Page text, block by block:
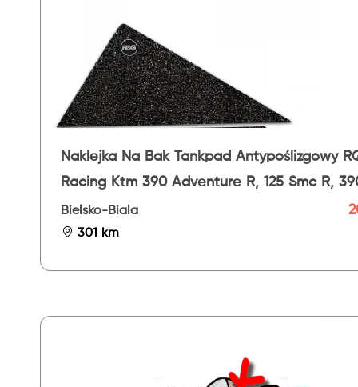
Naklejka Na Bak Tankpad Antypoślizgowy
Racing Ktm 390 Adventure R, 125 Smc R,
Smc R, 125 Endu
Bielsko-Biala
301 km